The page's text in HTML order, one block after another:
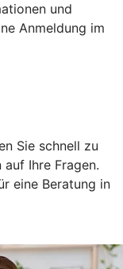
und
Anmeldung im
Sie schnell zu
Ihre Fragen.
eine Beratung in